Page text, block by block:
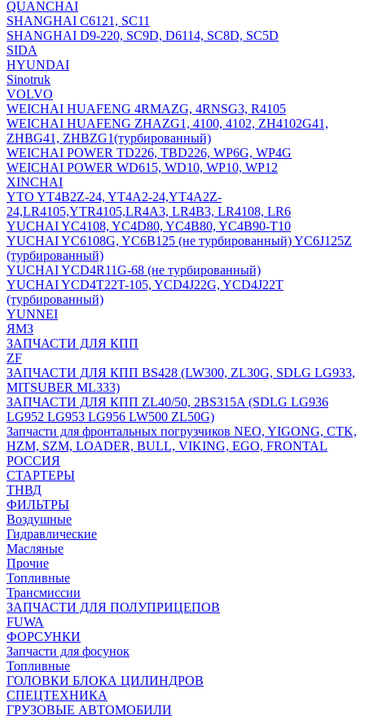
QUANCHAI
SHANGHAI C6121, SC11
SHANGHAI D9-220, SC9D, D6114, SC8D, SC5D
SIDA
HYUNDAI
Sinotruk
VOLVO
WEICHAI HUAFENG 4RMAZG, 4RNSG3, R4105
WEICHAI HUAFENG ZHAZG1, 4100, 4102, ZH4102G41,
ZHBG41, ZHBZG1(турбированный)
WEICHAI POWER TD226, TBD226, WP6G, WP4G
WEICHAI POWER WD615, WD10, WP10, WP12
XINCHAI
YTO YT4B2Z-24, YT4A2-24,YT4A2Z-
24,LR4105,YTR4105,LR4A3, LR4B3, LR4108, LR6
YUCHAI YC4108, YC4D80, YC4B80, YC4B90-T10
YUCHAI YC6108G, YC6B125 (не турбированный) YC6J125Z
(турбированный)
YUCHAI YCD4R11G-68 (не турбированный)
YUCHAI YCD4T22T-105, YCD4J22G, YCD4J22T
(турбированный)
YUNNEI
ЯМЗ
ЗАПЧАСТИ ДЛЯ КПП
ZF
ЗАПЧАСТИ ДЛЯ КПП BS428 (LW300, ZL30G, SDLG LG933,
MITSUBER ML333)
ЗАПЧАСТИ ДЛЯ КПП ZL40/50, 2BS315A (SDLG LG936
LG952 LG953 LG956 LW500 ZL50G)
Запчасти для фронтальных погрузчиков NEO, YIGONG, CTK,
HZM, SZM, LOADER, BULL, VIKING, EGO, FRONTAL
РОССИЯ
СТАРТЕРЫ
ТНВД
ФИЛЬТРЫ
Воздушные
Гидравлические
Масляные
Прочие
Топливные
Трансмиссии
ЗАПЧАСТИ ДЛЯ ПОЛУПРИЦЕПОВ
FUWA
ФОРСУНКИ
Запчасти для фосунок
Топливные
ГОЛОВКИ БЛОКА ЦИЛИНДРОВ
СПЕЦТЕХНИКА
ГРУЗОВЫЕ АВТОМОБИЛИ